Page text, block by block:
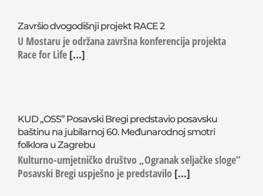
Završio dvogodišnji projekt RACE 2
U Mostaru je održana završna konferencija projekta
Race for Life [...]
KUD „OSS” Posavski Bregi predstavio posavsku
baštinu na jubilarnoj 60. Međunarodnoj smotri
folklora u Zagrebu
Kulturno-umjetničko društvo „Ogranak seljačke sloge”
Posavski Bregi uspješno je predstavilo [...]